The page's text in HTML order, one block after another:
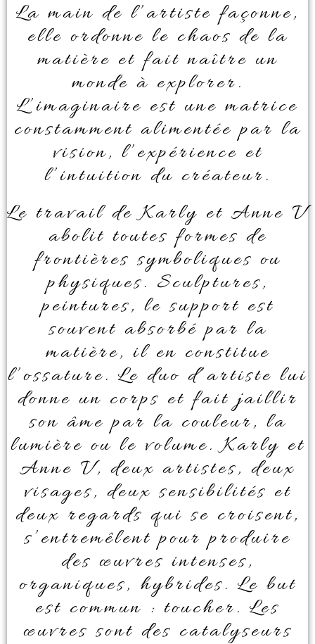
La main de l’artiste façonne,
elle ordonne le chaos de la
matière et fait naître un
monde à explorer.
L’imaginaire est une matrice
constamment alimentée par la
vision, l’expérience et
l’intuition du créateur.
Le travail de Karly et Anne V
abolit toutes formes de
frontières symboliques ou
physiques. Sculptures,
peintures, le support est
souvent absorbé par la
matière, il en constitue
l’ossature. Le duo d’artiste lui
donne un corps et fait jaillir
son âme par la couleur, la
lumière ou le volume. Karly et
Anne V, deux artistes, deux
visages, deux sensibilités et
deux regards qui se croisent,
s’entremêlent pour produire
des œuvres intenses,
organiques, hybrides. Le but
est commun : toucher. Les
œuvres sont des catalyseurs